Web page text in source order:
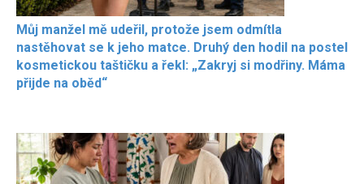
Můj manžel mě udeřil, protože jsem odmítla
nastěhovat se k jeho matce. Druhý den hodil na postel
kosmetickou taštičku a řekl: „Zakryj si modřiny. Máma
přijde na oběd“